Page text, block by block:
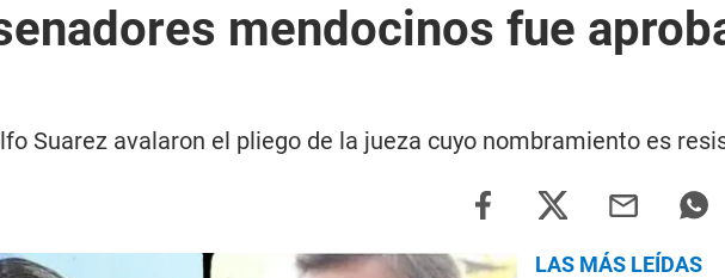
mendocinos fue
Suarez avalaron el pliego de la jueza cuyo nombramiento es
LAS MÁS LEÍDAS